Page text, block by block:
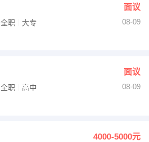
面议
全职 大专
08-09
面议
全职 高中
08-09
4000-5000元